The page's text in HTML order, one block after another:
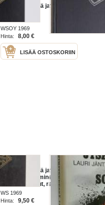
Tykinjyskeessä jatkosodassa
WSOY 1969
Hinta:
8,00 €
LISÄÄ OSTOSKORIIN
Tykinjyskeessä jatkosodassa :
Suomen joutuminen jatkosotaan,
käydyt taistelut, rauha, vaaran
vuodet ja nykypäivä tykkimiehen
näkökulmasta
WS 1969
Hinta:
9,50 €